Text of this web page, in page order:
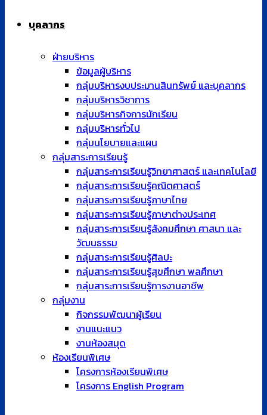
บุคลากร
ฝ่ายบริหาร
ข้อมูลผู้บริหาร
กลุ่มบริหารงบประมานสินทรัพย์ และบุคลากร
กลุ่มบริหารวิชาการ
กลุ่มบริหารกิจการนักเรียน
กลุ่มบริหารทั่วไป
กลุ่มนโยบายและแผน
กลุ่มสาระการเรียนรู้
กลุ่มสาระการเรียนรู้วิทยาศาสตร์ และเทคโนโลยี
กลุ่มสาระการเรียนรู้คณิตศาสตร์
กลุ่มสาระการเรียนรู้ภาษาไทย
กลุ่มสาระการเรียนรู้ภาษาต่างประเทศ
กลุ่มสาระการเรียนรู้สังคมศึกษา ศาสนา และ
วัฒนธรรม
กลุ่มสาระการเรียนรู้ศิลปะ
กลุ่มสาระการเรียนรู้สุขศึกษา พลศึกษา
กลุ่มสาระการเรียนรู้การงานอาชีพ
กลุ่มงาน
กิจกรรมพัฒนาผู้เรียน
งานแนะแนว
งานห้องสมุด
ห้องเรียนพิเศษ
โครงการห้องเรียนพิเศษ
โครงการ English Program